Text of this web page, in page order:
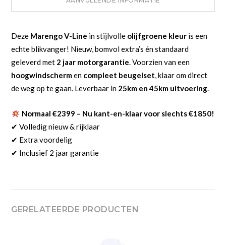
Deze Marengo V-Line in stijlvolle olijfgroene kleur is een
echte blikvanger! Nieuw, bomvol extra’s én standaard
geleverd met 2 jaar motorgarantie. Voorzien van een
hoogwindschermen compleet beugelset, klaar om direct
de weg op te gaan. Leverbaar in 25km en 45km uitvoering.
Normaal €2399 – Nu kant-en-klaar voor slechts €1850!
✔ Volledig nieuw & rijklaar
✔ Extra voordelig
✔ Inclusief 2 jaar garantie
GERELATEERDE PRODUCTEN